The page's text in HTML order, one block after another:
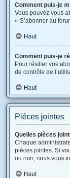
Comment puis-je
Vous pouvez vous
« S’abonner au
Haut
Comment puis-je
Pour résilier vos
de contrôle de
Haut
Pièces jointes
Quelles pièces
Chaque
pièces jointes. Si
ou non, nous vous
Haut